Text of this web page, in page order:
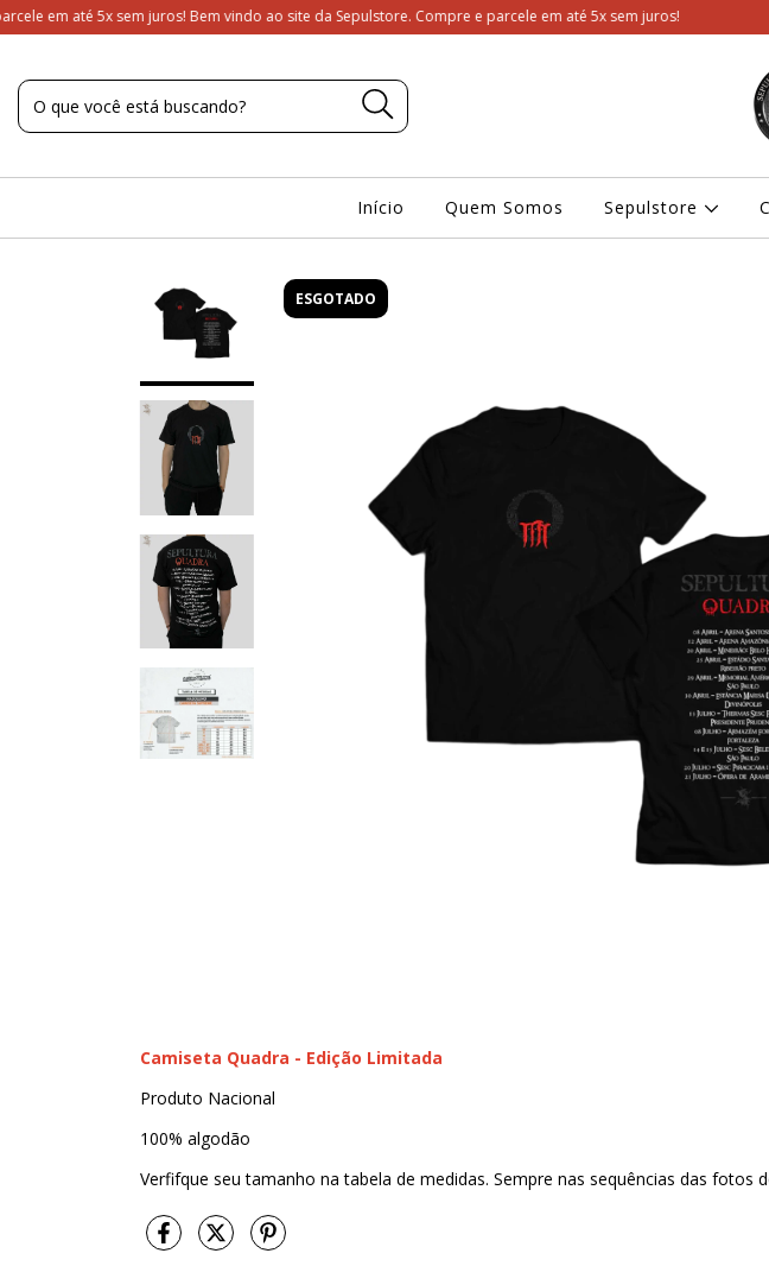
sem juros! Bem vindo ao site da Sepulstore. Compre e parcele em até 5x sem juros!
Início Quem Somos Sepulstore
ESGOTADO
Camiseta Quadra - Edição Limitada
Produto Nacional
100% algodão
Verfifque seu tamanho na tabela de medidas. Sempre nas sequências das fotos